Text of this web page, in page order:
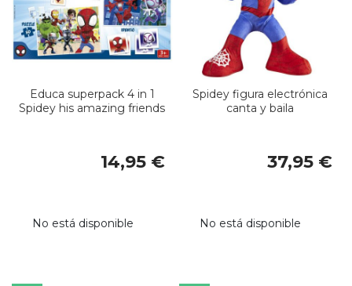
Educa superpack 4 in 1
Spidey his amazing friends
14,95 €
No está disponible
Spidey figura electrónica
canta y baila
37,95 €
No está disponible